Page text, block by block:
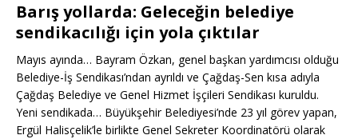
Barış yollarda: Geleceğin belediye
sendikacılığı için yola çıktılar
Mayıs ayında… Bayram Özkan, genel başkan yardımcısı olduğu
Belediye-İş Sendikası’ndan ayrıldı ve Çağdaş-Sen kısa adıyla
Çağdaş Belediye ve Genel Hizmet İşçileri Sendikası kuruldu.
Yeni sendikada… Büyükşehir Belediyesi’nde 23 yıl görev yapan,
Ergül Halisçelik’le birlikte Genel Sekreter Koordinatörü olarak